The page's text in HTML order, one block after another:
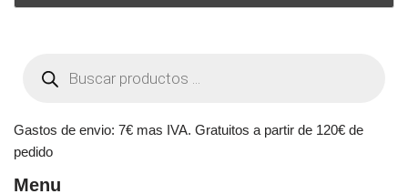
Gastos de envio: 7€ mas IVA. Gratuitos a partir de 120€ de
pedido
Menu